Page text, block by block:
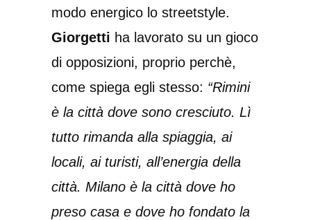
modo energico lo streetstyle.
Giorgetti ha lavorato su un gioco
di opposizioni, proprio perchè,
come spiega egli stesso: “Rimini
è la città dove sono cresciuto. Lì
tutto rimanda alla spiaggia, ai
locali, ai turisti, all’energia della
città. Milano è la città dove ho
preso casa e dove ho fondato la